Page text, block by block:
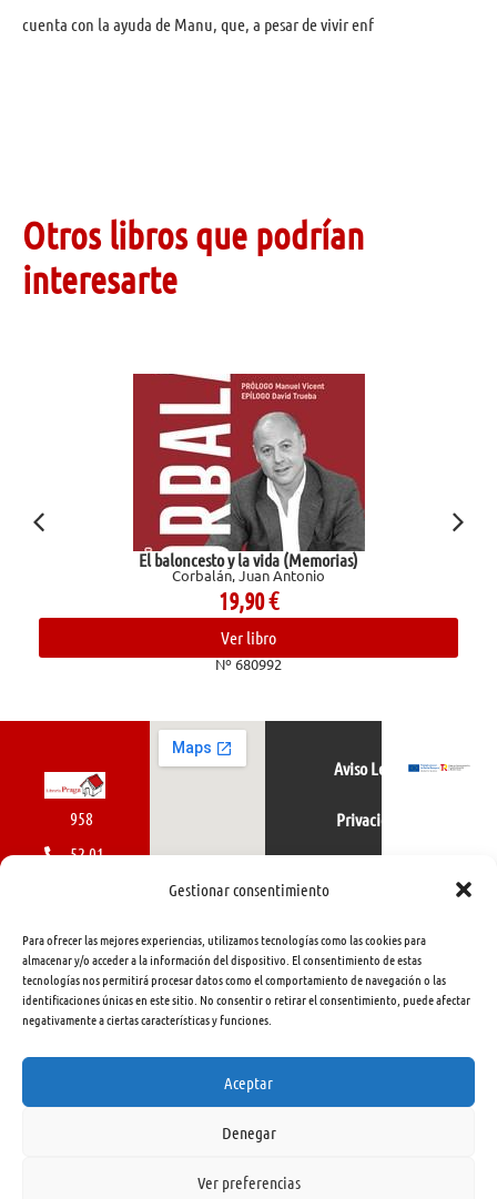
Gestionar consentimiento
Para ofrecer las mejores experiencias, utilizamos tecnologías como las cookies para
almacenar y/o acceder a la información del dispositivo. El consentimiento de estas
tecnologías nos permitirá procesar datos como el comportamiento de navegación o las
identificaciones únicas en este sitio. No consentir o retirar el consentimiento, puede afectar
negativamente a ciertas características y funciones.
Aceptar
Denegar
Ver preferencias
cuenta con la ayuda de Manu, que, a pesar de vivir enf
Otros libros que podrían
interesarte
El baloncesto y la vida (Memorias)
Corbalán, Juan Antonio
19,90€
Ver libro
Nº 680992
958
52 01
462
415
info@libreriapraga.com
Gracia,
Aviso Legal
Privacidad